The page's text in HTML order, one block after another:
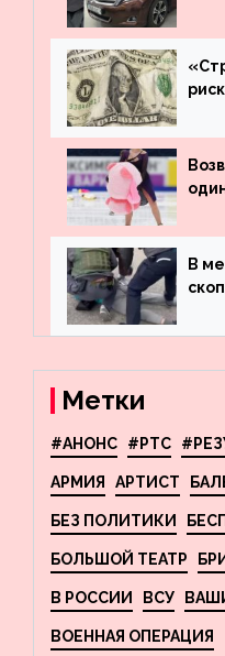
что
В
Метки
#АНОНС #РТС
АРМИЯ АРТИСТ
БЕЗ ПОЛИТИКИ
БОЛЬШОЙ ТЕАТР
В РОССИИ ВСУ
ВОЕННАЯ ОПЕРАЦИЯ